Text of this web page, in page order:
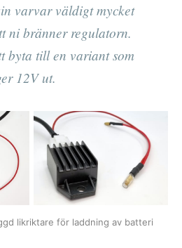
varvar väldigt mycket
ni bränner regulatorn.
byta till en variant som
12V ut.
likriktare för laddning av batteri